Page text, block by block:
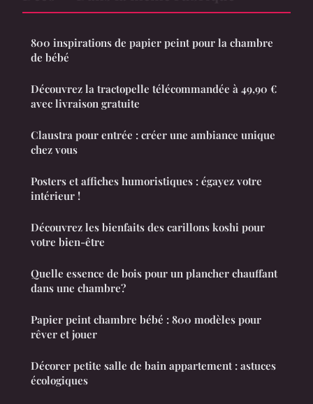
800 inspirations de papier peint pour la chambre
de bébé
Découvrez la tractopelle télécommandée à 49,90 €
avec livraison gratuite
Claustra pour entrée : créer une ambiance unique
chez vous
Posters et affiches humoristiques : égayez votre
intérieur !
Découvrez les bienfaits des carillons koshi pour
votre bien-être
Quelle essence de bois pour un plancher chauffant
dans une chambre?
Papier peint chambre bébé : 800 modèles pour
rêver et jouer
Décorer petite salle de bain appartement : astuces
écologiques